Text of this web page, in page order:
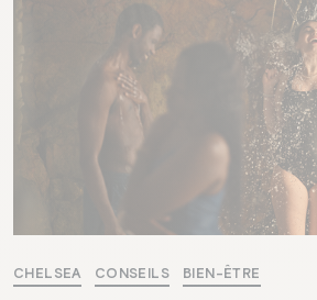
CHELSEA CONSEILS BIEN-ÊTRE